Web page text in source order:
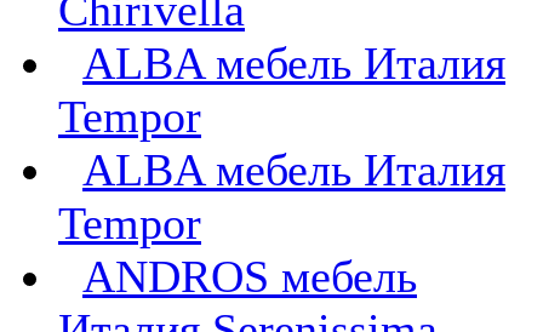
ALBA мебель Италия
Tempor
ALBA мебель Италия
Tempor
ANDROS мебель